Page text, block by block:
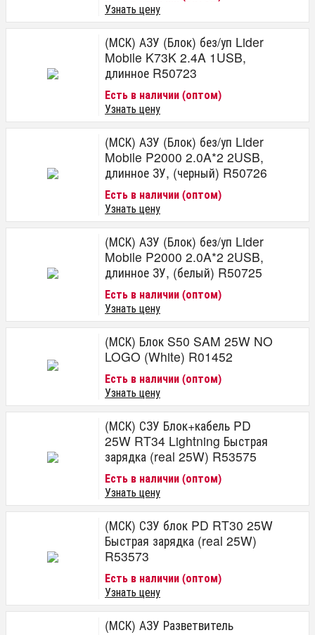
Узнать цену
(МСК) АЗУ (Блок) без/уп Lider
Mobile K73K 2.4A 1USB,
длинное R50723
Есть в наличии (оптом)
Узнать цену
(МСК) АЗУ (Блок) без/уп Lider
Mobile P2000 2.0A*2 2USB,
длинное ЗУ, (черный) R50726
Есть в наличии (оптом)
Узнать цену
(МСК) АЗУ (Блок) без/уп Lider
Mobile P2000 2.0A*2 2USB,
длинное ЗУ, (белый) R50725
Есть в наличии (оптом)
Узнать цену
(МСК) Блок S50 SAM 25W NO
LOGO (White) R01452
Есть в наличии (оптом)
Узнать цену
(МСК) СЗУ Блок+кабель PD
25W RT34 Lightning Быстрая
зарядка (real 25W) R53575
Есть в наличии (оптом)
Узнать цену
(МСК) СЗУ блок PD RT30 25W
Быстрая зарядка (real 25W)
R53573
Есть в наличии (оптом)
Узнать цену
(МСК) АЗУ Разветвитель